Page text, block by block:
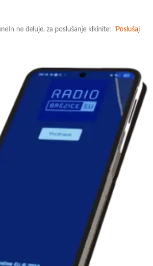
ne deluje, za poslušanje klkinite: "Poslušaj